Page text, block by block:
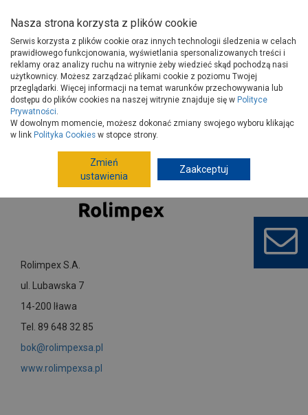
Strona główna Dostawcy Rolimpex S.A.
Rolimpex S.A.
ul. Lubawska 7
14-200 Iława
Tel. 89 648 32 85
bok@rolimpexsa.pl
www.rolimpexsa.pl
Nasza strona korzysta z plików cookie
Serwis korzysta z plików cookie oraz innych technologii śledzenia w celach
prawidłowego funkcjonowania, wyświetlania spersonalizowanych treści i
reklamy oraz analizy ruchu na witrynie żeby wiedzieć skąd pochodzą nasi
użytkownicy. Możesz zarządzać plikami cookie z poziomu Twojej
przeglądarki. Więcej informacji na temat warunków przechowywania lub
dostępu do plików cookies na naszej witrynie znajduje się w Polityce
Prywatności.
W dowolnym momencie, możesz dokonać zmiany swojego wyboru klikając
w link Polityka Cookies w stopce strony.
Zmień
ustawienia
Zaakceptuj